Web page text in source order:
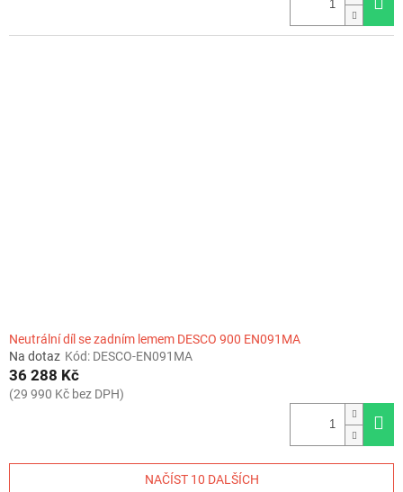
Neutrální díl se zadním lemem DESCO 900 EN091MA
Na dotaz Kód: DESCO-EN091MA
36 288 Kč
(29 990 Kč bez DPH)
NAČÍST 10 DALŠÍCH